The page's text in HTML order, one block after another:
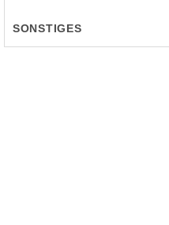
SONSTIGES